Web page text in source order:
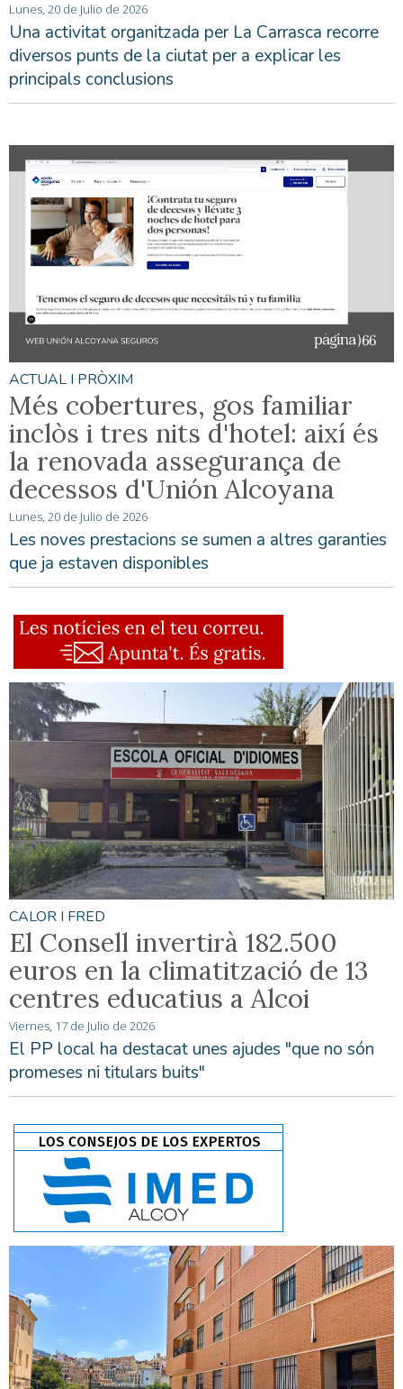
Lunes, 20 de Julio de 2026
Una activitat organitzada per La Carrasca recorre
diversos punts de la ciutat per a explicar les
principals conclusions
ACTUAL I PRÒXIM
Més cobertures, gos familiar
inclòs i tres nits d'hotel: així és
la renovada assegurança de
decessos d'Unión Alcoyana
Lunes, 20 de Julio de 2026
Les noves prestacions se sumen a altres garanties
que ja estaven disponibles
CALOR I FRED
El Consell invertirà 182.500
euros en la climatització de 13
centres educatius a Alcoi
Viernes, 17 de Julio de 2026
El PP local ha destacat unes ajudes "que no són
promeses ni titulars buits"